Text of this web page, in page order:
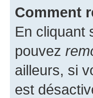
Comment
En cliquant
pouvez
ailleurs, si
est